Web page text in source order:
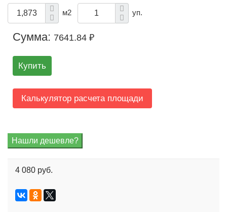
м2 уп.
Сумма: 7641.84 ₽
Купить
Калькулятор расчета площади
4 080 руб.